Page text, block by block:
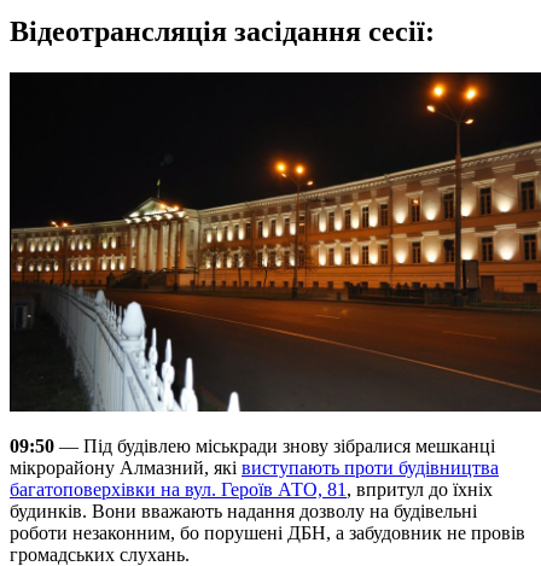
Відеотрансляція засідання сесії:
09:50 — Під будівлею міськради знову зібралися мешканці
мікрорайону Алмазний, які виступають проти будівництва
багатоповерхівки на вул. Героїв АТО, 81 , впритул до їхніх
будинків. Вони вважають надання дозволу на будівельні
роботи незаконним, бо порушені ДБН, а забудовник не провів
громадських слухань.